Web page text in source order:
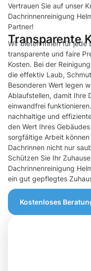
Vertrauen Sie auf unser
Dachrinnenreinigung
Partner!
Transparente
Wir bieten Ihnen für jede
transparente und faire
Kosten. Bei der
die effektiv Laub,
Besonderen Wert legen
Ablaufstellen, damit Ihre
einwandfrei
nachhaltige und
den Wert Ihres
sorgfältige Arbeit
Dachrinnen nicht nur
Schützen Sie Ihr
Dachrinnenreinigung
ein gut gepflegtes
Kostenloses